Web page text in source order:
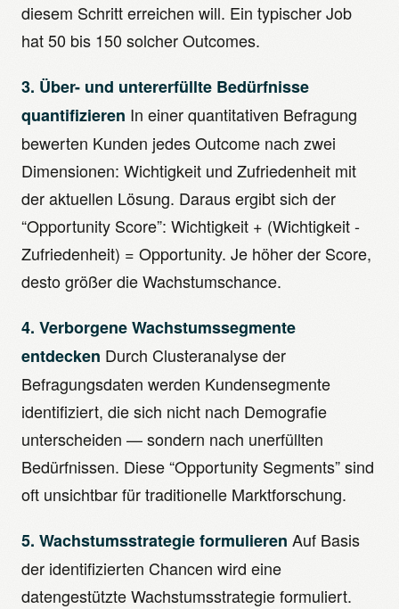
diesem Schritt erreichen will. Ein typischer Job
hat 50 bis 150 solcher Outcomes.
3. Über- und untererfüllte Bedürfnisse
quantifizieren In einer quantitativen Befragung
bewerten Kunden jedes Outcome nach zwei
Dimensionen: Wichtigkeit und Zufriedenheit mit
der aktuellen Lösung. Daraus ergibt sich der
“Opportunity Score”: Wichtigkeit + (Wichtigkeit -
Zufriedenheit) = Opportunity. Je höher der Score,
desto größer die Wachstumschance.
4. Verborgene Wachstumssegmente
entdecken Durch Clusteranalyse der
Befragungsdaten werden Kundensegmente
identifiziert, die sich nicht nach Demografie
unterscheiden — sondern nach unerfüllten
Bedürfnissen. Diese “Opportunity Segments” sind
oft unsichtbar für traditionelle Marktforschung.
5. Wachstumsstrategie formulieren Auf Basis
der identifizierten Chancen wird eine
datengestützte Wachstumsstrategie formuliert.